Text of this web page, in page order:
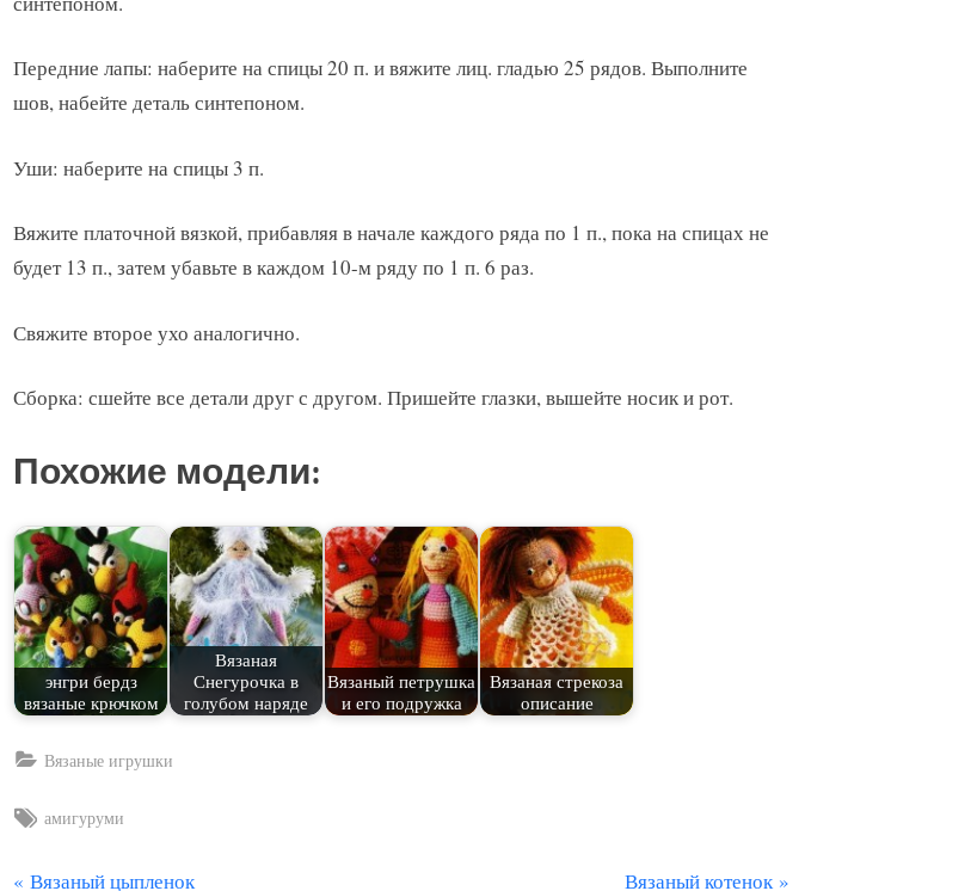
Передние лапы: наберите на спицы 20 п. и вяжите лиц. гладью 25 рядов. Выполните
шов, набейте деталь синтепоном.
Уши: наберите на спицы 3 п.
Вяжите платочной вязкой, прибавляя в начале каждого ряда по 1 п., пока на спицах не
будет 13 п., затем убавьте в каждом 10-м ряду по 1 п. 6 раз.
Свяжите второе ухо аналогично.
Сборка: сшейте все детали друг с другом. Пришейте глазки, вышейте носик и рот.
Похожие модели:
энгри бердз
вязаные крючком
Вязаная
Снегурочка в
голубом наряде
Вязаный петрушка
и его подружка
Вязаная стрекоза
описание
Вязаные игрушки
Tags:
амигуруми
П
Вязаный цыпленок
С
Вязаный котенок